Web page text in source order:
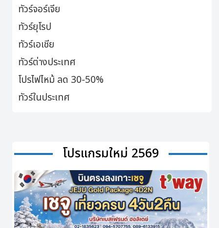
ทัวร์จอร์เจีย
ทัวร์ยุโรป
ทัวร์เอเชีย
ทัวร์ต่างประเทศ
โปรไฟไหม้ ลด 30-50%
ทัวร์ในประเทศ
โปรแกรมใหม่ 2569